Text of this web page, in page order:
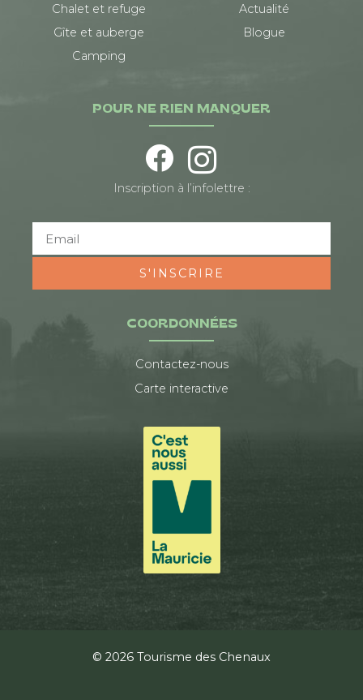
Chalet et refuge
Gîte et auberge
Camping
Actualité
Blogue
COORDONNÉES
Contactez-nous
Carte interactive
POUR NE RIEN MANQUER
Inscription à l’infolettre :
S'INSCRIRE
© 2026 Tourisme des Chenaux